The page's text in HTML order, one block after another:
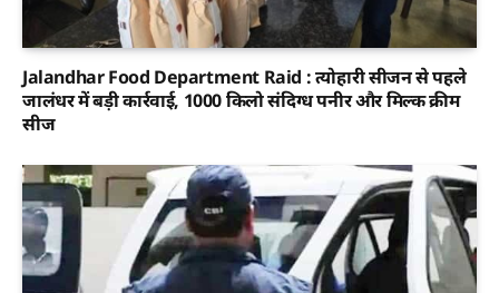
Jalandhar Food Department Raid : त्योहारी सीजन से पहले
जालंधर में बड़ी कार्रवाई, 1000 किलो संदिग्ध पनीर और मिल्क क्रीम
सीज